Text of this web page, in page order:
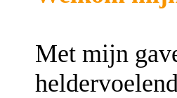
Met mijn